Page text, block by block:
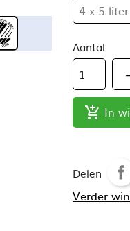
Aantal
 In
Delen
Verder